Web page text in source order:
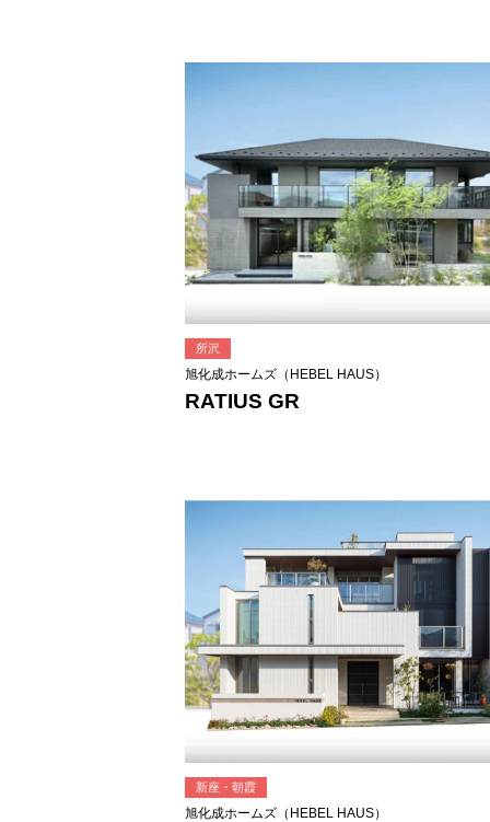
旭化成ホームズ（HEBEL HAUS）
所沢
RATIUS GR
旭化成ホームズ（HEBEL HAUS）
新座・朝霞